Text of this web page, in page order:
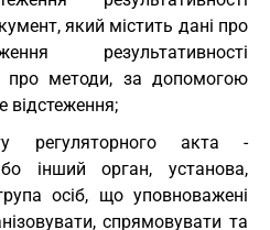
який містить дані про
результативності
про методи, за допомогою
відстеження;
регуляторного акта -
інший орган, установа,
осіб, що уповноважені
спрямовувати та